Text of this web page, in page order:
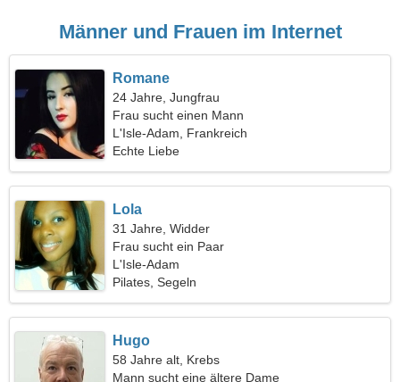
Männer und Frauen im Internet
Romane
24 Jahre, Jungfrau
Frau sucht einen Mann
L'Isle-Adam, Frankreich
Echte Liebe
Lola
31 Jahre, Widder
Frau sucht ein Paar
L'Isle-Adam
Pilates, Segeln
Hugo
58 Jahre alt, Krebs
Mann sucht eine ältere Dame